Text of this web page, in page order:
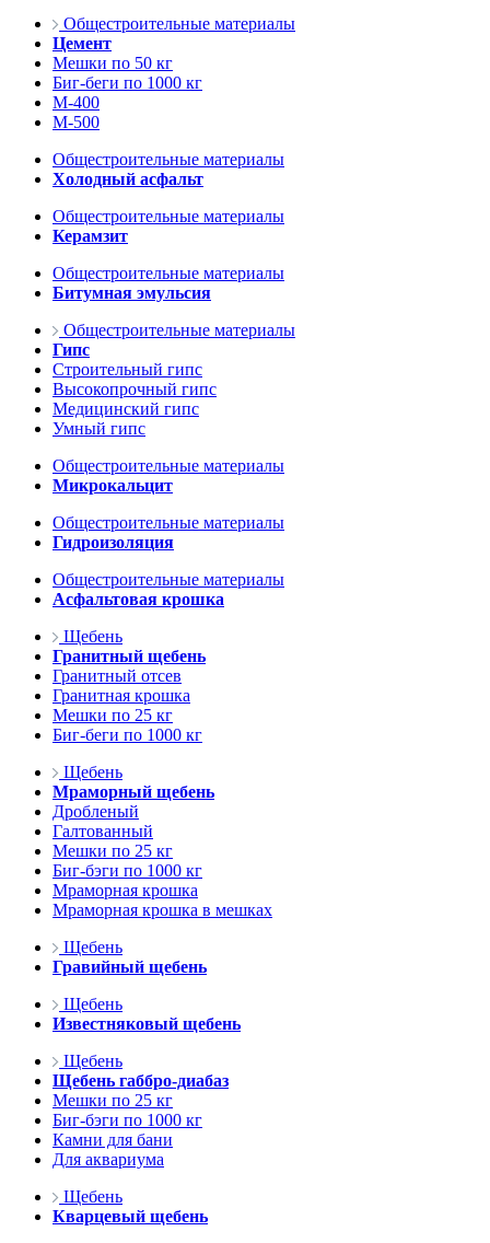
Общестроительные материалы
Цемент
Мешки по 50 кг
Биг-беги по 1000 кг
М-400
М-500
Общестроительные материалы
Холодный асфальт
Общестроительные материалы
Керамзит
Общестроительные материалы
Битумная эмульсия
Общестроительные материалы
Гипс
Строительный гипс
Высокопрочный гипс
Медицинский гипс
Умный гипс
Общестроительные материалы
Микрокальцит
Общестроительные материалы
Гидроизоляция
Общестроительные материалы
Асфальтовая крошка
Щебень
Гранитный щебень
Гранитный отсев
Гранитная крошка
Мешки по 25 кг
Биг-беги по 1000 кг
Щебень
Мраморный щебень
Дробленый
Галтованный
Мешки по 25 кг
Биг-бэги по 1000 кг
Мраморная крошка
Мраморная крошка в мешках
Щебень
Гравийный щебень
Щебень
Известняковый щебень
Щебень
Щебень габбро-диабаз
Мешки по 25 кг
Биг-бэги по 1000 кг
Камни для бани
Для аквариума
Щебень
Кварцевый щебень